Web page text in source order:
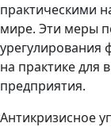
практическими
мире. Эти меры
урегулирования
на практике для
предприятия.
Антикризисное